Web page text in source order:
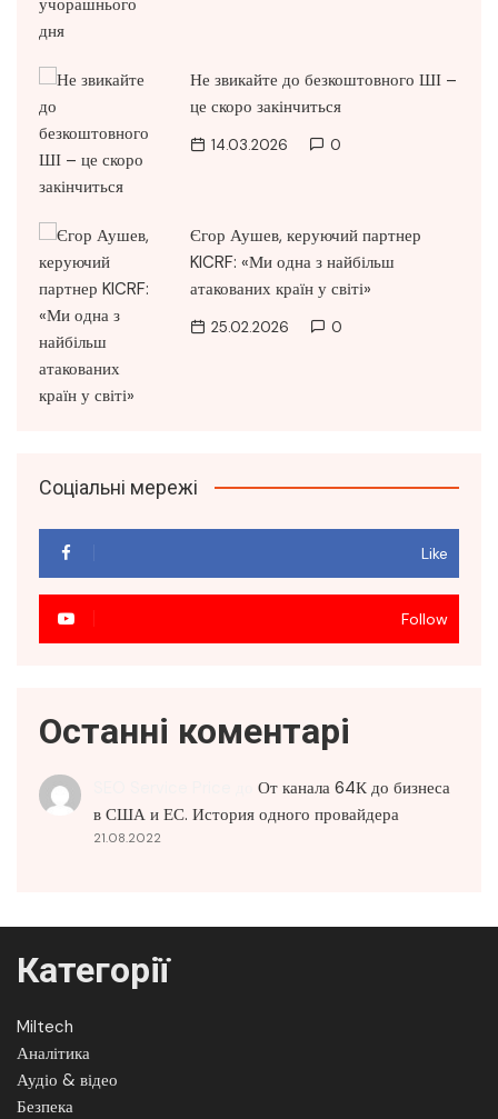
Не звикайте до безкоштовного ШІ –
це скоро закінчиться
14.03.2026 0
Єгор Аушев, керуючий партнер
KICRF: «Ми одна з найбільш
атакованих країн у світі»
25.02.2026 0
Соціальні мережі
Like
Follow
Останні коментарі
От канала 64К до бизнеса
в США и ЕС. История одного провайдера
21.08.2022
Категорії
Miltech
Аналітика
Аудіо & відео
Безпека